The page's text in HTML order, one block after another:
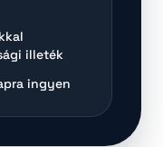
illeték
ingyen